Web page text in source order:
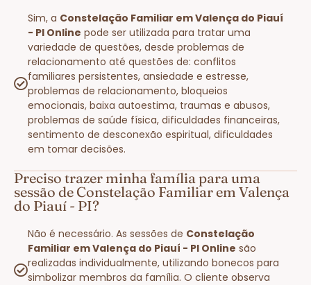
Sim, a Constelação Familiar em Valença do Piauí
- PI Online pode ser utilizada para tratar uma
variedade de questões, desde problemas de
relacionamento até questões de: conflitos
familiares persistentes, ansiedade e estresse,
problemas de relacionamento, bloqueios
emocionais, baixa autoestima, traumas e abusos,
problemas de saúde física, dificuldades financeiras,
sentimento de desconexão espiritual, dificuldades
em tomar decisões.
Preciso trazer minha família para uma
sessão de Constelação Familiar em Valença
do Piauí - PI?
Não é necessário. As sessões de Constelação
Familiar em Valença do Piauí - PI Online são
realizadas individualmente, utilizando bonecos para
simbolizar membros da família. O cliente observa